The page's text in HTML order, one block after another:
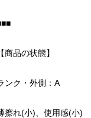
商品の状態】
ンク・外側：A
擦れ(小)、使用感(小)